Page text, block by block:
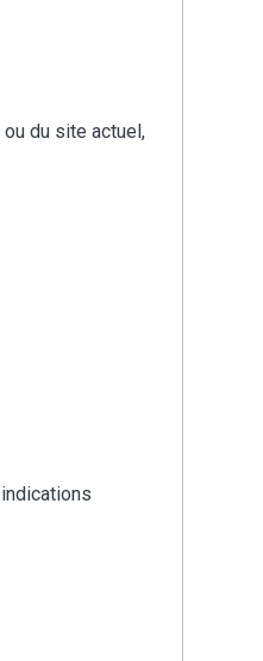
du site actuel,